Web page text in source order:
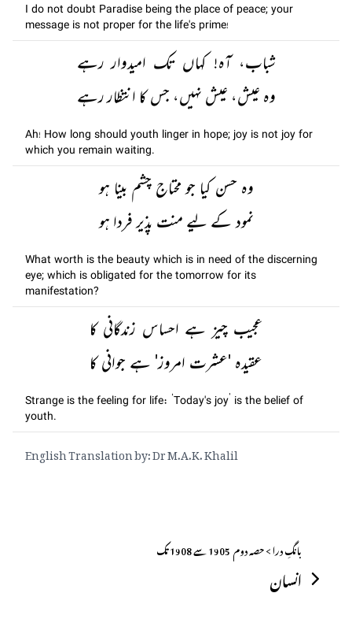
I do not doubt Paradise being the place of peace; your
message is not proper for the life's prime!
شباب، آہ! کہاں تک امیدوار رہے
وہ عیش، عیش نہیں، جس کا انتظار رہے
Ah! How long should youth linger in hope; joy is not joy for
which you remain waiting.
وہ حسن کیا جو محتاج چشم بینا ہو
نمود کے لیے منت پذیر فردا ہو
What worth is the beauty which is in need of the discerning
eye; which is obligated for the tomorrow for its
manifestation?
عجیب چیز ہے احساس زندگانی کا
عقیدہ 'عشرت امروز' ہے جوانی کا
Strange is the feeling for life: ‘Today's joy’ is the belief of
youth.
English Translation by: Dr M.A.K. Khalil
بانگِ درا > حصہ دوم ــ 1905 سے 1908 تک
انسان